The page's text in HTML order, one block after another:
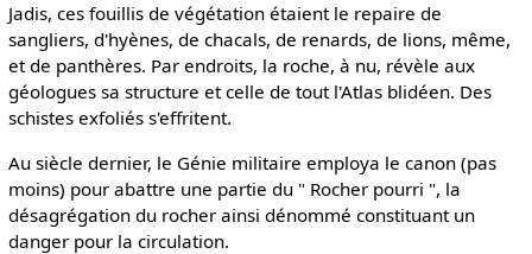
Jadis, ces fouillis de végétation étaient le repaire de
sangliers, d'hyènes, de chacals, de renards, de lions, même,
et de panthères. Par endroits, la roche, à nu, révèle aux
géologues sa structure et celle de tout l'Atlas blidéen. Des
schistes exfoliés s'effritent.
Au siècle dernier, le Génie militaire employa le canon (pas
moins) pour abattre une partie du " Rocher pourri ", la
désagrégation du rocher ainsi dénommé constituant un
danger pour la circulation.